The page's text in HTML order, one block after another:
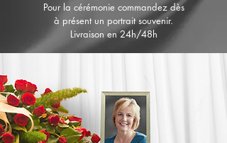
Pour la cérémonie commandez dès
à présent un portrait souvenir.
Livraison en 24h/48h